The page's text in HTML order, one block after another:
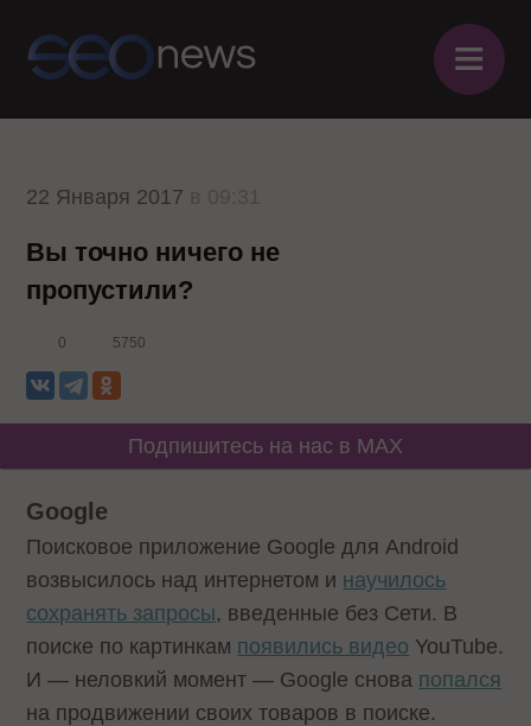
≡
22 Января 2017
Вы точно ничего не
пропустили?
0 5750
Подпишитесь на нас в MAX
Google
Поисковое приложение Google для Android
возвысилось над интернетом и научилось
сохранять запросы, введенные без Сети. В
поиске по картинкам появились видео YouTube.
И — неловкий момент — Google снова попался
на продвижении своих товаров в поиске.